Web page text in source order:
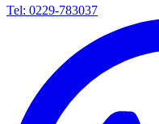
Tel: 0229-783037